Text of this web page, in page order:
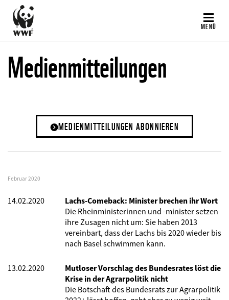
Direkt
zum
Inhalt
MENÜ
Medienmitteilungen
MEDIENMITTEILUNGEN ABONNIEREN
Februar 2020
14.02.2020
Lachs-Comeback: Minister brechen ihr Wort
Die Rheinministerinnen und -minister setzen
ihre Zusagen nicht um: Sie haben 2013
vereinbart, dass der Lachs bis 2020 wieder bis
nach Basel schwimmen kann.
13.02.2020
Mutloser Vorschlag des Bundesrates löst die
Krise in der Agrarpolitik nicht
Die Botschaft des Bundesrats zur Agrarpolitik